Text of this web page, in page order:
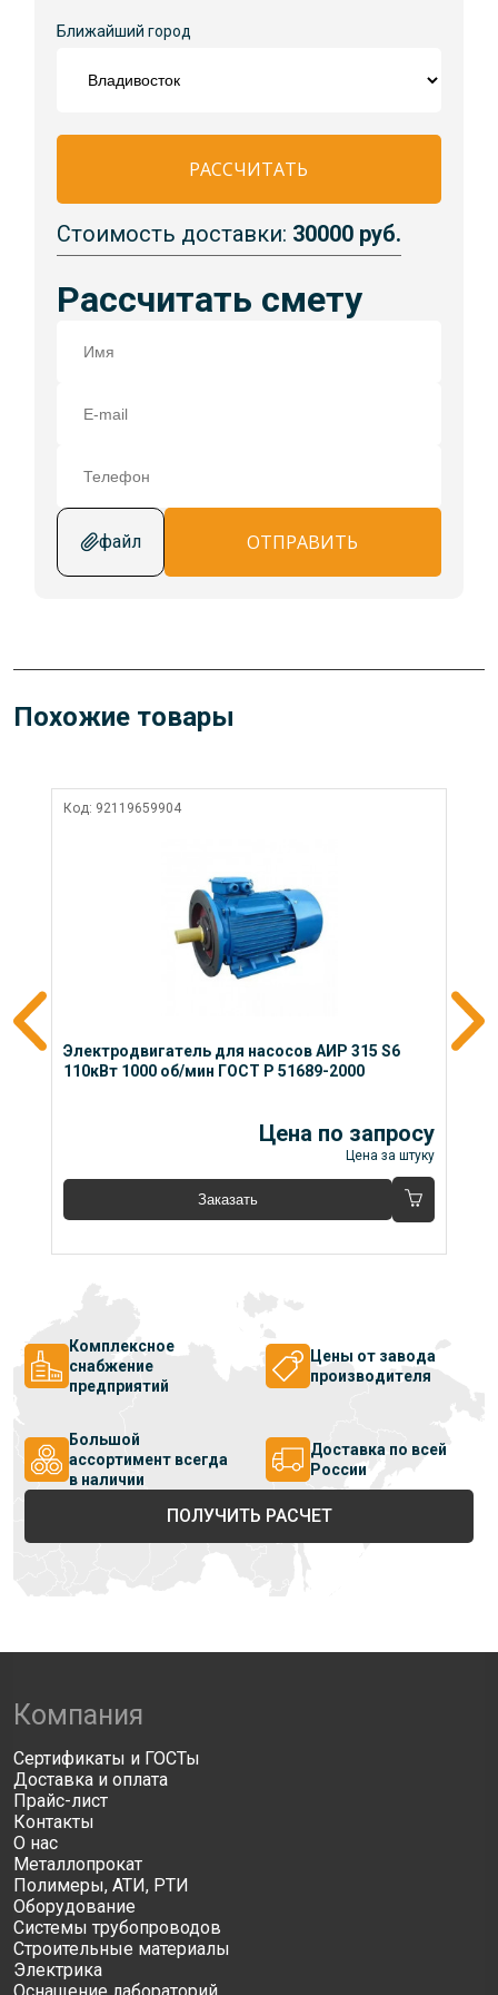
Ближайший город
РАССЧИТАТЬ
Стоимость доставки: 30000 руб.
Рассчитать смету
файл ОТПРАВИТЬ
Похожие товары
Код: 92119659904
Электродвигатель для насосов АИР 315 S6
110кВт 1000 об/мин ГОСТ Р 51689-2000
Цена по запросу
Цена за штуку
Заказать
Комплексное
снабжение
предприятий
Цены от завода
производителя
Большой
ассортимент всегда
в наличии
Доставка по всей
России
ПОЛУЧИТЬ РАСЧЕТ
Компания
Сертификаты и ГОСТы
Доставка и оплата
Прайс-лист
Контакты
О нас
Металлопрокат
Полимеры, АТИ, РТИ
Оборудование
Системы трубопроводов
Строительные материалы
Электрика